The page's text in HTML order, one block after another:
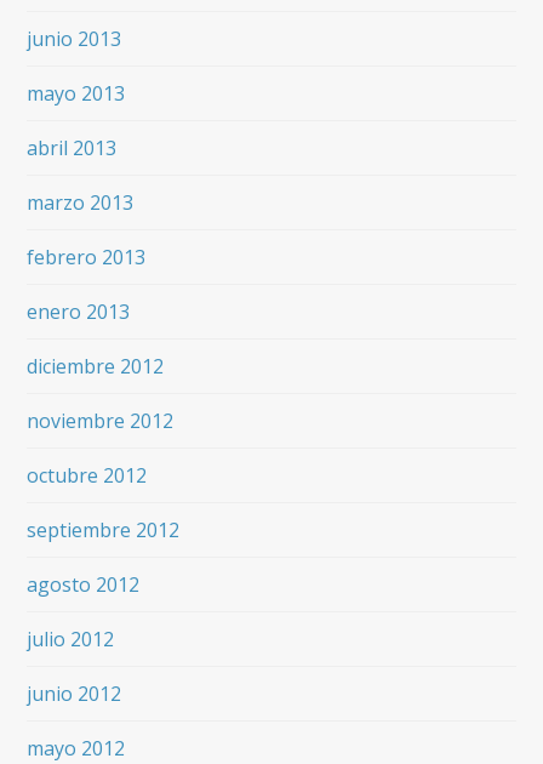
junio 2013
mayo 2013
abril 2013
marzo 2013
febrero 2013
enero 2013
diciembre 2012
noviembre 2012
octubre 2012
septiembre 2012
agosto 2012
julio 2012
junio 2012
mayo 2012